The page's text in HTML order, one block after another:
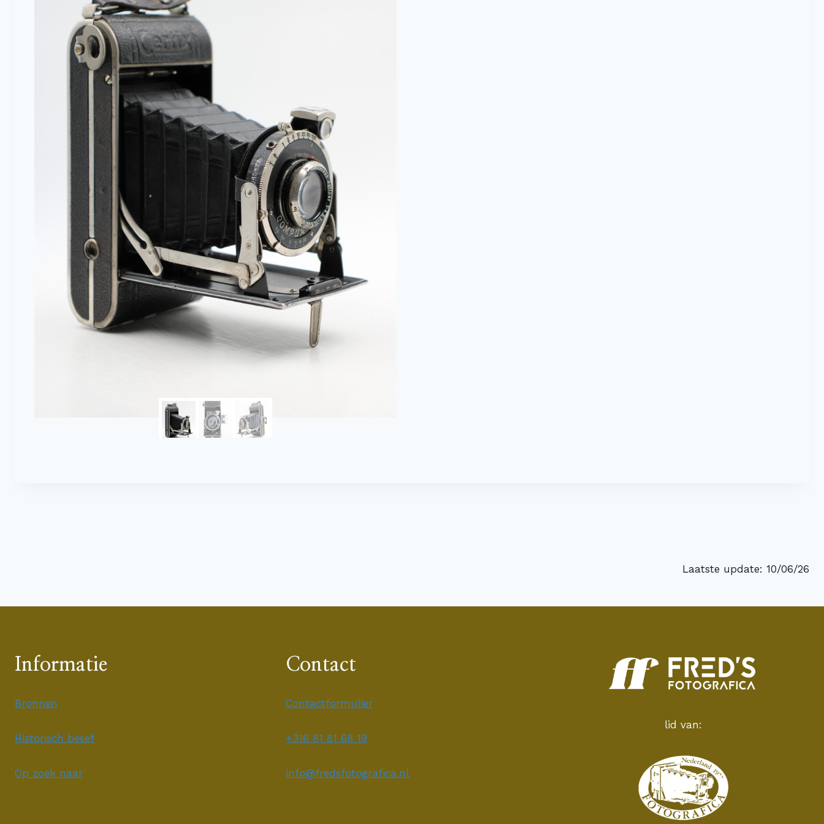
Laatste update: 10/06/26
Informatie
Bronnen
Historisch besef
Op zoek naar
Contact
Contactformulier
+316 81 81 68 19
info@fredsfotografica.nl
lid van: